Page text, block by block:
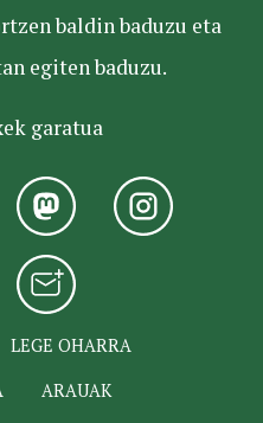
baldin baduzu eta
egiten baduzu.
garatua
LEGE OHARRA
ARAUAK